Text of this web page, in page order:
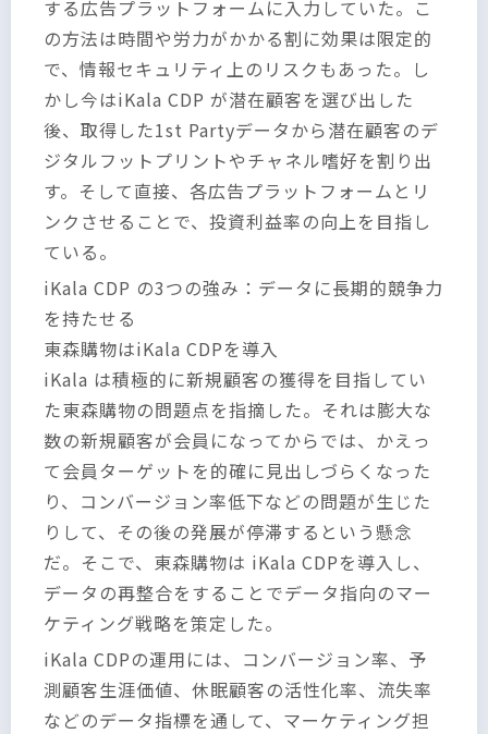
する広告プラットフォームに入力していた。こ
の方法は時間や労力がかかる割に効果は限定的
で、情報セキュリティ上のリスクもあった。し
かし今はiKala CDP が潜在顧客を選び出した
後、取得した1st Partyデータから潜在顧客のデ
ジタルフットプリントやチャネル嗜好を割り出
す。そして直接、各広告プラットフォームとリ
ンクさせることで、投資利益率の向上を目指し
ている。
iKala CDP の3つの強み：データに長期的競争力
を持たせる
東森購物はiKala CDPを導入
iKala は積極的に新規顧客の獲得を目指してい
た東森購物の問題点を指摘した。それは膨大な
数の新規顧客が会員になってからでは、かえっ
て会員ターゲットを的確に見出しづらくなった
り、コンバージョン率低下などの問題が生じた
りして、その後の発展が停滞するという懸念
だ。そこで、東森購物は iKala CDPを導入し、
データの再整合をすることでデータ指向のマー
ケティング戦略を策定した。
iKala CDPの運用には、コンバージョン率、予
測顧客生涯価値、休眠顧客の活性化率、流失率
などのデータ指標を通して、マーケティング担